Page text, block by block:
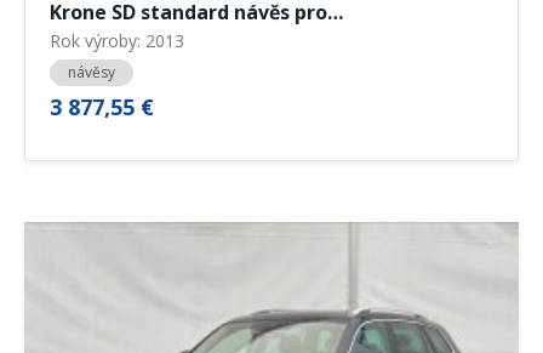
Krone SD standard návěs pro…
Rok výroby: 2013
návěsy
3 877,55 €